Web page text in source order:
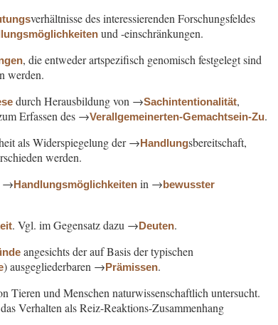
verhältnisse des interessierenden Forschungsfeldes
und -einschränkungen.
, die entweder artspezifisch genomisch festgelegt sind
werden.
durch Herausbildung von →Sachintentionalität,
Erfassen des →Verallgemeinerten-Gemachtsein-Zu.
als Widerspiegelung der →Handlungsbereitschaft,
werden.
→Handlungsmöglichkeiten in →bewusster
. Vgl. im Gegensatz dazu →Deuten.
angesichts der auf Basis der typischen
) ausgegliederbaren →Prämissen.
Tieren und Menschen naturwissenschaftlich untersucht.
Verhalten als Reiz-Reaktions-Zusammenhang